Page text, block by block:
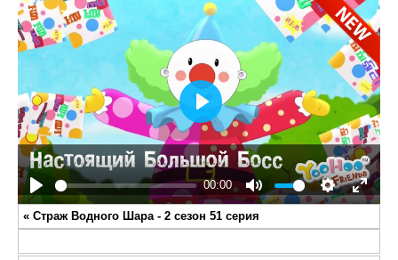
Play
00:00
Mute Settings
Enter
Play
« Страж Водного Шара - 2 сезон 51 серия